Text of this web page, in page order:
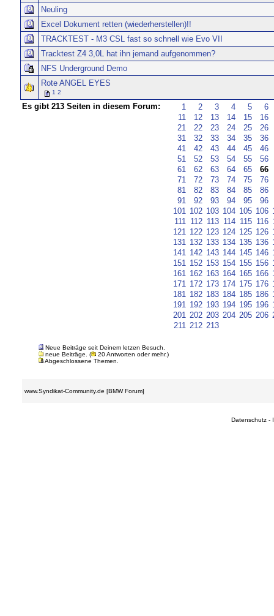
Neuling
Excel Dokument retten (wiederherstellen)!!
TRACKTEST - M3 CSL fast so schnell wie Evo VII
Tracktest Z4 3,0L hat ihn jemand aufgenommen?
NFS Underground Demo
Rote ANGEL EYES
1 2
Es gibt 213 Seiten in diesem Forum: 1 2 3 4 5
6
11
12 13 14 15
16
21
22 23 24 25
26
31
32 33 34 35
36
41
42 43 44 45
46
51
52 53 54 55
56
61
62 63 64 65
66
71
72 73 74 75
76
81
82 83 84 85
86
91
92 93 94 95
96
101 102 103 104 105 106
111 112 113 114 115 116
121 122 123 124 125 126
131 132 133 134 135 136
141 142 143 144 145 146
151 152 153 154 155 156
161 162 163 164 165 166
171 172 173 174 175 176
181 182 183 184 185 186
191 192 193 194 195 196
201 202 203 204 205 206
211 212 213
Neue Beiträge seit Deinem letzen Besuch.
neue Beiträge. (
20 Antworten oder mehr.)
Abgeschlossene Themen.
www.Syndikat-Community.de [BMW Forum]
Datenschutz -